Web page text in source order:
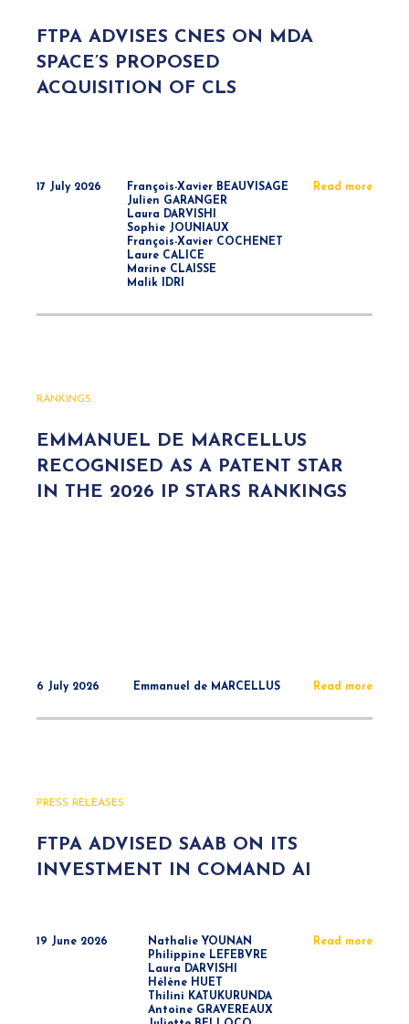
FTPA ADVISES CNES ON MDA
SPACE’S PROPOSED
ACQUISITION OF CLS
17 July 2026
François-Xavier BEAUVISAGE
Julien GARANGER
Laura DARVISHI
Sophie JOUNIAUX
François-Xavier COCHENET
Laure CALICE
Marine CLAISSE
Malik IDRI
Read more
RANKINGS
EMMANUEL DE MARCELLUS
RECOGNISED AS A PATENT STAR
IN THE 2026 IP STARS RANKINGS
6 July 2026 Emmanuel de MARCELLUS Read more
PRESS RELEASES
FTPA ADVISED SAAB ON ITS
INVESTMENT IN COMAND AI
19 June 2026
Nathalie YOUNAN
Philippine LEFEBVRE
Laura DARVISHI
Hélène HUET
Thilini KATUKURUNDA
Antoine GRAVEREAUX
Read more